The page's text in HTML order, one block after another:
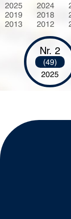
2025 2024
2019
2018
2013
2012
Nr. 2
(49)
2025